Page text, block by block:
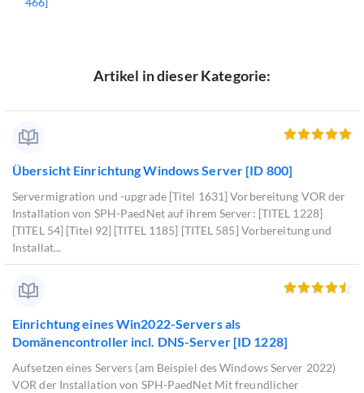
Artikel in dieser Kategorie:
Übersicht Einrichtung Windows Server [ID 800]
Servermigration und -upgrade [Titel 1631] Vorbereitung VOR der
Installation von SPH-PaedNet auf ihrem Server: [TITEL 1228]
[TITEL 54] [Titel 92] [TITEL 1185] [TITEL 585] Vorbereitung und
Installat...
Einrichtung eines Win2022-Servers als
Domänencontroller incl. DNS-Server [ID 1228]
Aufsetzen eines Servers (am Beispiel des Windows Server 2022)
VOR der Installation von SPH-PaedNet Mit freundlicher